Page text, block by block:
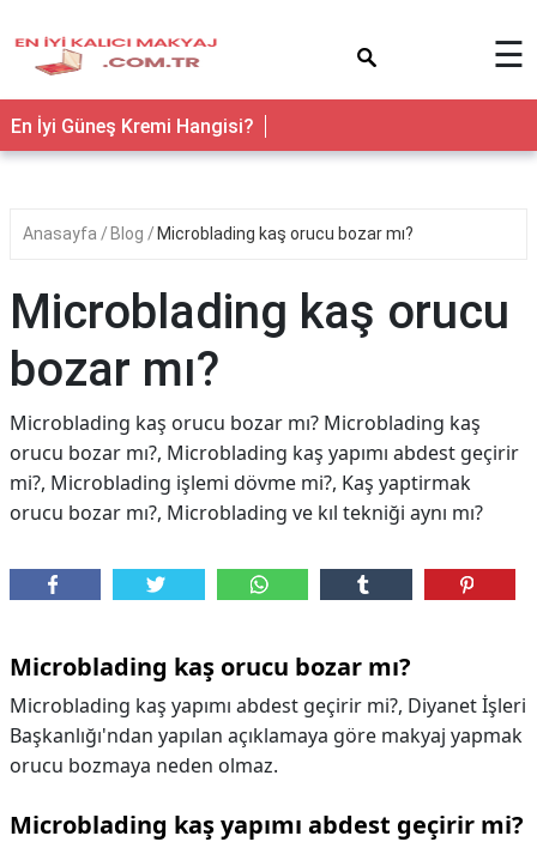
☰
En İyi Güneş Kremi Hangisi?
Anasayfa Blog Microblading kaş orucu bozar mı?
Microblading kaş orucu
bozar mı?
Microblading kaş orucu bozar mı? Microblading kaş
orucu bozar mı?, Microblading kaş yapımı abdest geçirir
mi?, Microblading işlemi dövme mi?, Kaş yaptirmak
orucu bozar mı?, Microblading ve kıl tekniği aynı mı?
Microblading kaş orucu bozar mı?
Microblading kaş yapımı abdest geçirir mi?, Diyanet İşleri
Başkanlığı'ndan yapılan açıklamaya göre makyaj yapmak
orucu bozmaya neden olmaz.
Microblading kaş yapımı abdest geçirir mi?